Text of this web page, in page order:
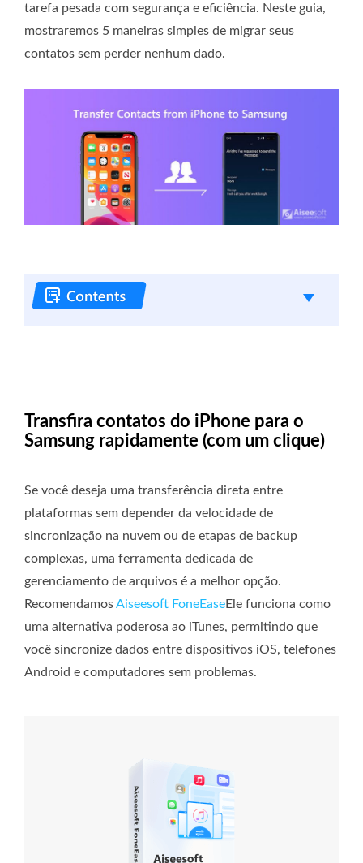
tarefa pesada com segurança e eficiência. Neste guia,
mostraremos 5 maneiras simples de migrar seus
contatos sem perder nenhum dado.
Transfira contatos do iPhone para o
Samsung rapidamente (com um clique)
Se você deseja uma transferência direta entre
plataformas sem depender da velocidade de
sincronização na nuvem ou de etapas de backup
complexas, uma ferramenta dedicada de
gerenciamento de arquivos é a melhor opção.
RecomendamosAiseesoft FoneEaseEle funciona como
uma alternativa poderosa ao iTunes, permitindo que
você sincronize dados entre dispositivos iOS, telefones
Android e computadores sem problemas.